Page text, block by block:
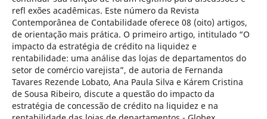
refl exões acadêmicas. Este número da Revista
Contemporânea de Contabilidade oferece 08 (oito) artigos,
de orientação mais prática. O primeiro artigo, intitulado “O
impacto da estratégia de crédito na liquidez e
rentabilidade: uma análise das lojas de departamentos do
setor de comércio varejista”, de autoria de Fernanda
Tavares Rezende Lobato, Ana Paula Silva e Kárem Cristina
de Sousa Ribeiro, discute a questão do impacto da
estratégia de concessão de crédito na liquidez e na